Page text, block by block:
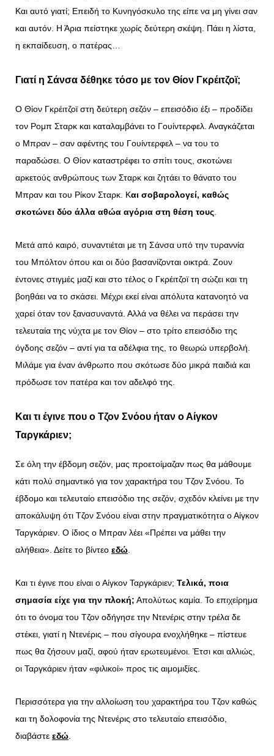
Και αυτό γιατί; Επειδή το Κυνηγόσκυλο της είπε να μη γίνει σαν
και αυτόν. Η Άρια πείστηκε χωρίς δεύτερη σκέψη. Πάει η λίστα,
η εκπαίδευση, ο πατέρας…
Γιατί η Σάνσα δέθηκε τόσο με τον Θίον Γκρέιτζοϊ;
Ο Θίον Γκρέιτζοϊ στη δεύτερη σεζόν – επεισόδιο έξι – προδίδει
τον Ρομπ Σταρκ και καταλαμβάνει το Γουίντερφελ. Αναγκάζεται
ο Μπραν – σαν αφέντης του Γουίντερφελ – να του το
παραδώσει. Ο Θίον καταστρέφει το σπίτι τους, σκοτώνει
αρκετούς ανθρώπους των Σταρκ και ζητάει το θάνατο του
Μπραν και του Ρίκον Σταρκ. Και σοβαρολογεί, καθώς
σκοτώνει δύο άλλα αθώα αγόρια στη θέση τους.
Μετά από καιρό, συναντιέται με τη Σάνσα υπό την τυραννία
του Μπόλτον όπου και οι δύο βασανίζονται οικτρά. Ζουν
έντονες στιγμές μαζί και στο τέλος ο Γκρέιτζοϊ τη σώζει και τη
βοηθάει να το σκάσει. Μέχρι εκεί είναι απόλυτα κατανοητό να
χαρεί όταν τον ξανασυναντά. Αλλά να θέλει να περάσει την
τελευταία της νύχτα με τον Θίον – στο τρίτο επεισόδιο της
όγδοης σεζόν – αντί για τα αδέλφια της, το θεωρώ υπερβολή.
Μιλάμε για έναν άνθρωπο που σκότωσε δύο μικρά παιδιά και
πρόδωσε τον πατέρα και τον αδελφό της.
Και τι έγινε που ο Τζον Σνόου ήταν ο Αίγκον
Ταργκάριεν;
Σε όλη την έβδομη σεζόν, μας προετοίμαζαν πως θα μάθουμε
κάτι πολύ σημαντικό για τον χαρακτήρα του Τζον Σνόου. Το
έβδομο και τελευταίο επεισόδιο της σεζόν, σχεδόν κλείνει με την
αποκάλυψη ότι Τζον Σνόου είναι στην πραγματικότητα ο Αίγκον
Ταργκάριεν. Ο ίδιος ο Μπραν λέει «Πρέπει να μάθει την
αλήθεια». Δείτε το βίντεο εδώ.
Και τι έγινε που είναι ο Αίγκον Ταργκάριεν; Τελικά, ποια
σημασία είχε για την πλοκή; Απολύτως καμία. Το επιχείρημα
ότι το όνομα του Τζον οδήγησε την Ντενέρις στην τρέλα δε
στέκει, γιατί η Ντενέρις – που σίγουρα ενοχλήθηκε – πίστευε
πως θα ζήσουν μαζί, αφού ήταν ερωτευμένοι. Έτσι και αλλιώς,
οι Ταργκάριεν ήταν «φιλικοί» προς τις αιμομιξίες.
Περισσότερα για την αλλοίωση του χαρακτήρα του Τζον καθώς
και τη δολοφονία της Ντενέρις στο τελευταίο επεισόδιο,
διαβάστε εδώ.